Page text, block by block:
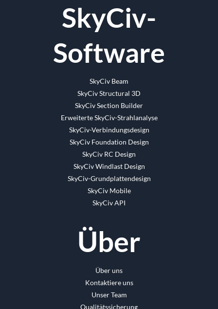
SkyCiv-
Software
SkyCiv Beam
SkyCiv Structural 3D
SkyCiv Section Builder
Erweiterte SkyCiv-Strahlanalyse
SkyCiv-Verbindungsdesign
SkyCiv Foundation Design
SkyCiv RC Design
SkyCiv Windlast Design
SkyCiv-Grundplattendesign
SkyCiv Mobile
SkyCiv API
Über
Über uns
Kontaktiere uns
Unser Team
Qualitätssicherung